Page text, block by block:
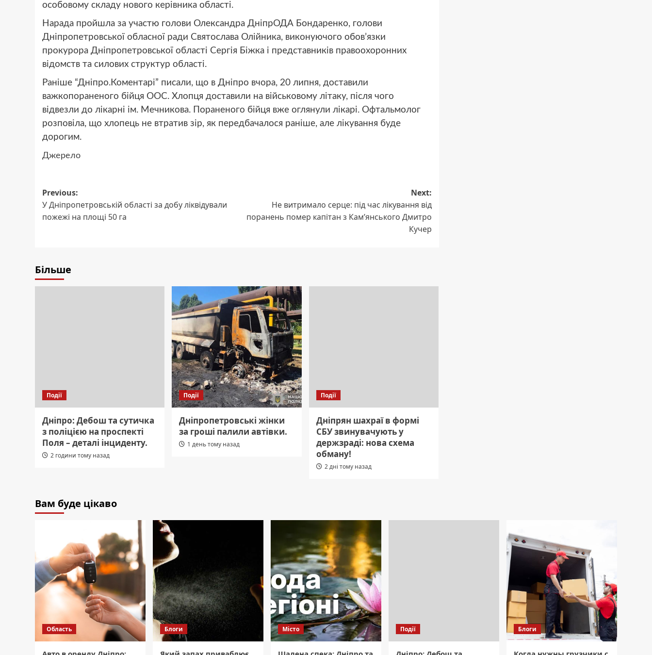
особовому складу нового керівника області.
Нарада пройшла за участю голови Олександра ДніпрОДА Бондаренко, голови
Дніпропетровської обласної ради Святослава Олійника, виконуючого обов’язки
прокурора Дніпропетровської області Сергія Біжка і представників правоохоронних
відомств та силових структур області.
Раніше “Дніпро.Коментарі” писали, що в Дніпро вчора, 20 липня, доставили
важкопораненого бійця ООС. Хлопця доставили на військовому літаку, після чого
відвезли до лікарні ім. Мечникова. Пораненого бійця вже оглянули лікарі. Офтальмолог
розповіла, що хлопець не втратив зір, як передбачалося раніше, але лікування буде
дорогим.
Джерело
Post
navigation
Previous:
У Дніпропетровській області за добу ліквідували
пожежі на площі 50 га
Next:
Не витримало серце: під час лікування від
поранень помер капітан з Кам’янського Дмитро
Кучер
Більше
Події
Дніпро: Дебош та сутичка
з поліцією на проспекті
Поля – деталі інциденту.
2 години тому назад
Події
Дніпропетровські жінки
за гроші палили автівки.
1 день тому назад
Події
Дніпрян шахраї в формі
СБУ звинувачують у
держзраді: нова схема
обману!
2 дні тому назад
Вам буде цікаво
Область Блоги Місто Події Блоги